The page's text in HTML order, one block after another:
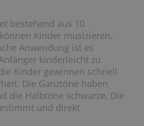
bestehend aus 10
Kinder musizieren.
Anwendung ist es
kinderleicht zu
Kinder gewinnen schnell
Die Ganztöne haben
die Halbtöne schwarze. Die
und direkt